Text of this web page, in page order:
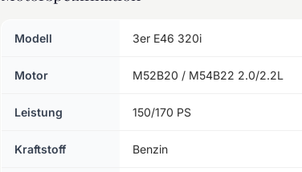
Modell 3er E46 320i
Motor M52B20 / M54B22 2.0/2.2L
Leistung 150/170 PS
Kraftstoff Benzin